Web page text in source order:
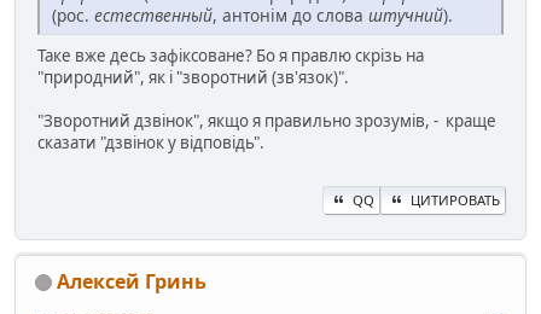
(рос. естественный, антонім до слова штучний).
Таке вже десь зафіксоване? Бо я правлю скрізь на
"природний", як і "зворотний (зв'язок)".
"Зворотний дзвінок", якщо я правильно зрозумів, - краще
сказати "дзвінок у відповідь".
QQ ЦИТИРОВАТЬ
Алексей Гринь